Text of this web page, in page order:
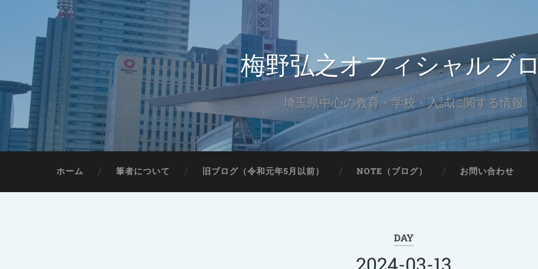
梅野弘之オフィシャルブ
埼玉県中心の教育・学校・入試に関する情報
ホーム 筆者について 旧ブログ（令和元年5月以前） NOTE（ブログ） お問い合わせ
DAY